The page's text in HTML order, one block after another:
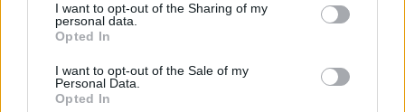
I want to opt-out of the Sharing of my
personal data.
Opted In
I want to opt-out of the Sale of my
Personal Data.
Opted In
Pour prolonger le plaisir musical :
Vous aimez chanter, apprenez la guitare chez